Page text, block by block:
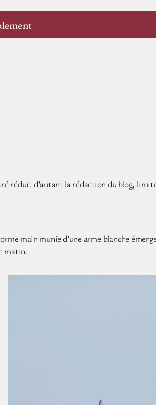
réduit d’autant la rédaction du blog,
main munie d’une arme blanche
matin.